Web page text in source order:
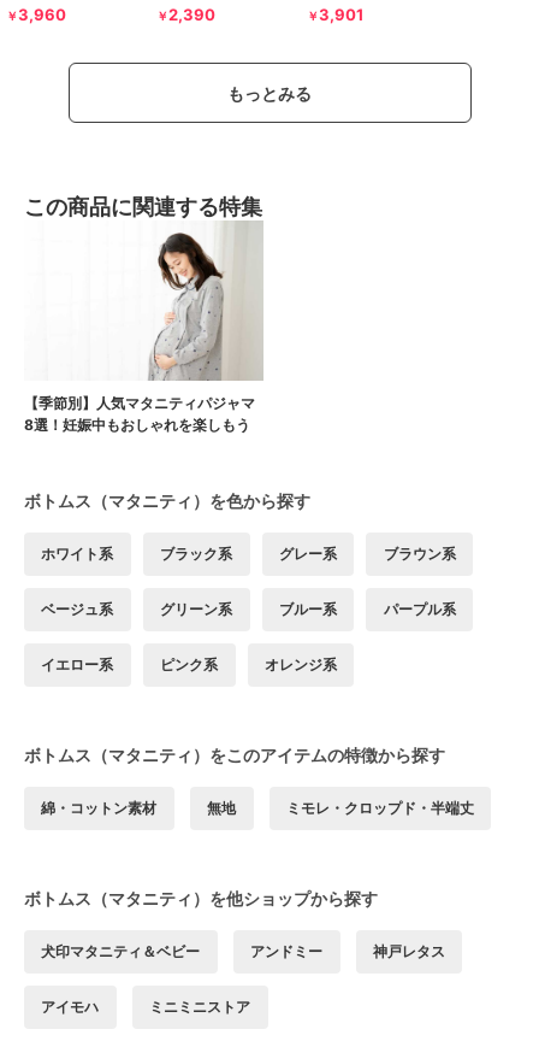
￥3,960 ￥2,390 ￥3,901
もっとみる
この商品に関連する特集
【季節別】人気マタニティパジャマ
8選！妊娠中もおしゃれを楽しもう
ボトムス（マタニティ）を色から探す
ホワイト系 ブラック系 グレー系 ブラウン系
ベージュ系 グリーン系 ブルー系 パープル系
イエロー系 ピンク系 オレンジ系
ボトムス（マタニティ）をこのアイテムの特徴から探す
綿・コットン素材 無地 ミモレ・クロップド・半端丈
ボトムス（マタニティ）を他ショップから探す
犬印マタニティ＆ベビー アンドミー 神戸レタス
アイモハ ミニミニストア